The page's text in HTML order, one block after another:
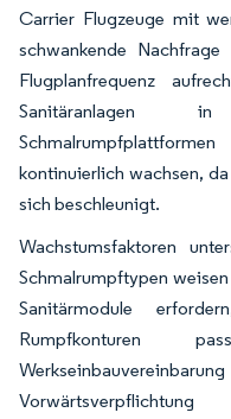
Carrier Flugzeuge mit
schwankende
Flugplanfrequenz
Sanitäranlagen
kontinuierlich wachsen,
sich beschleunigt.
Wachstumsfaktoren
Schmalrumpftypen
Sanitärmodule
Rumpfkonturen